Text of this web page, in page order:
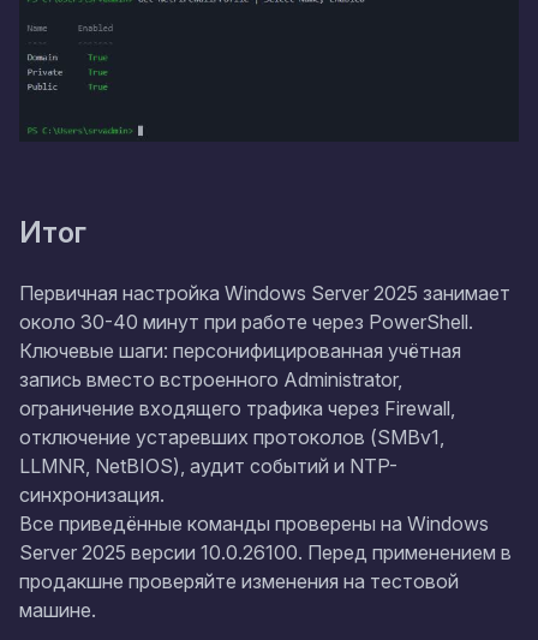
Итог
Первичная настройка Windows Server 2025 занимает
около 30-40 минут при работе через PowerShell.
Ключевые шаги: персонифицированная учётная
запись вместо встроенного Administrator,
ограничение входящего трафика через Firewall,
отключение устаревших протоколов (SMBv1,
LLMNR, NetBIOS), аудит событий и NTP-
синхронизация.
Все приведённые команды проверены на Windows
Server 2025 версии 10.0.26100. Перед применением в
продакшне проверяйте изменения на тестовой
машине.